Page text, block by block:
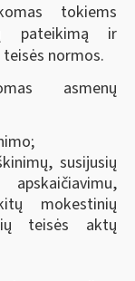
tokiems
pateikimą ir
normos.
asmenų
susijusių
mokestinių
teisės aktų